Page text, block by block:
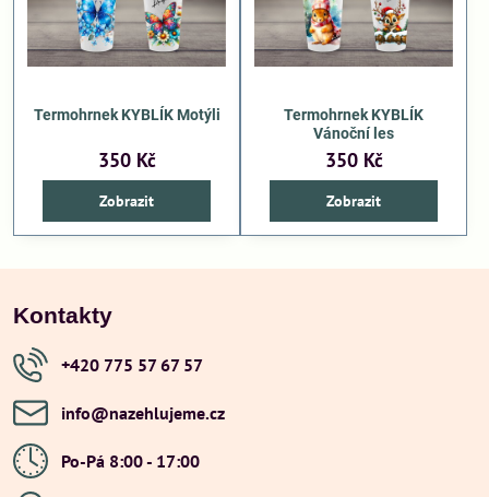
Termohrnek KYBLÍK Motýli
350 Kč
Zobrazit
Termohrnek KYBLÍK
Vánoční les
350 Kč
Zobrazit
Kontakty
+420 775 57 67 57
info​@nazehlujeme​.cz
Po-Pá 8:00 - 17:00